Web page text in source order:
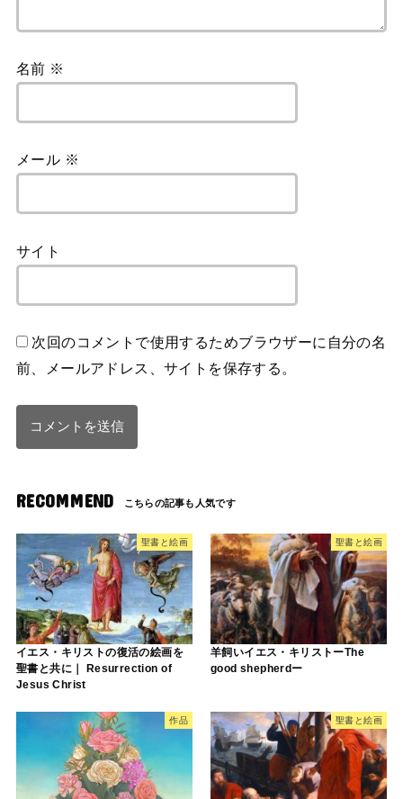
名前 ※
メール ※
サイト
次回のコメントで使用するためブラウザーに自分の名
前、メールアドレス、サイトを保存する。
RECOMMEND
聖書と絵画
イエス・キリストの復活の絵画を
聖書と共に｜ Resurrection of
Jesus Christ
聖書と絵画
羊飼いイエス・キリストーThe
good shepherdー
作品 聖書と絵画